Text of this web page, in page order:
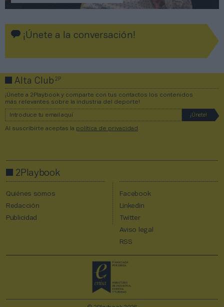
¡Únete a la conversación!
Alta Club2P
¡Únete a 2Playbook y comparte con tus contactos los contenidos
más relevantes sobre la industria del deporte!
Al suscribirte aceptas la política de privacidad .
2Playbook
Quiénes somos
Redacción
Publicidad
Facebook
Linkedin
Twitter
Aviso legal
RSS